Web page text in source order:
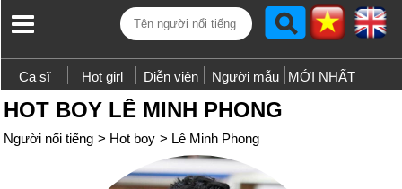
Ca sĩ Hot girl Diễn viên Người mẫu MỚI NHẤT
HOT BOY LÊ MINH PHONG
Người nổi tiếng > Hot boy > Lê Minh Phong